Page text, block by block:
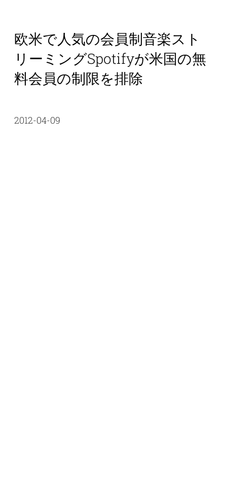
欧米で人気の会員制音楽スト
リーミングSpotifyが米国の無
料会員の制限を排除
2012-04-09